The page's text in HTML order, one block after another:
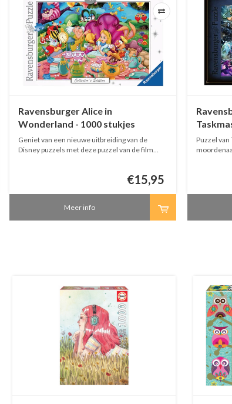
Ravensburger Alice in
Wonderland - 1000 stukjes
Geniet van een nieuwe uitbreiding van de
Disney puzzels met deze puzzel van de film
€15,95
Meer info
Puzzel